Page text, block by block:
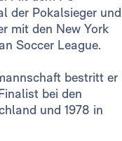
der Pokalsieger und
mit den New York
Soccer League.
bestritt er
bei den
und 1978 in